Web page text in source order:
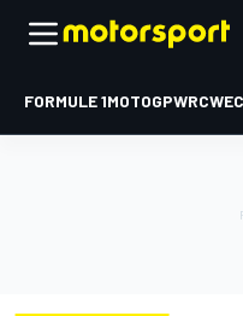
FORMULE 1MOTOGPWRCWEC